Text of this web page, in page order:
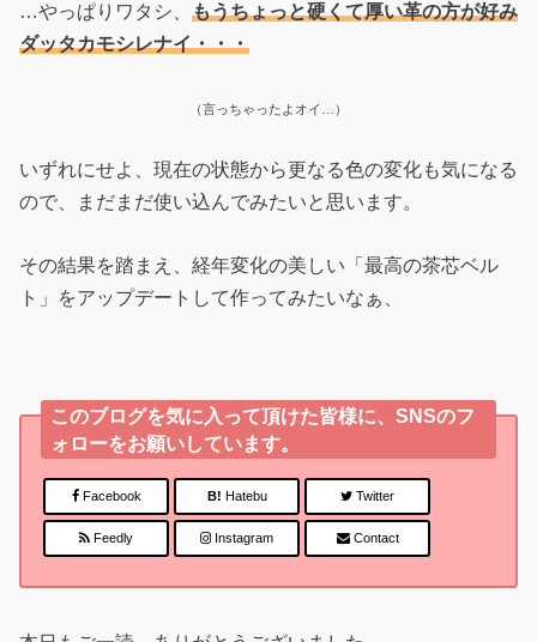
…やっぱりワタシ、 もうちょっと硬くて厚い革の方が好み
ダッタカモシレナイ・・・
（言っちゃったよオイ…）
いずれにせよ、現在の状態から更なる色の変化も気になる
ので、まだまだ使い込んでみたいと思います。
その結果を踏まえ、経年変化の美しい「最高の茶芯ベル
ト」をアップデートして作ってみたいなぁ、
このブログを気に入って頂けた皆様に、SNSのフ
ォローをお願いしています。
Facebook B! Hatebu Twitter
Feedly Instagram Contact